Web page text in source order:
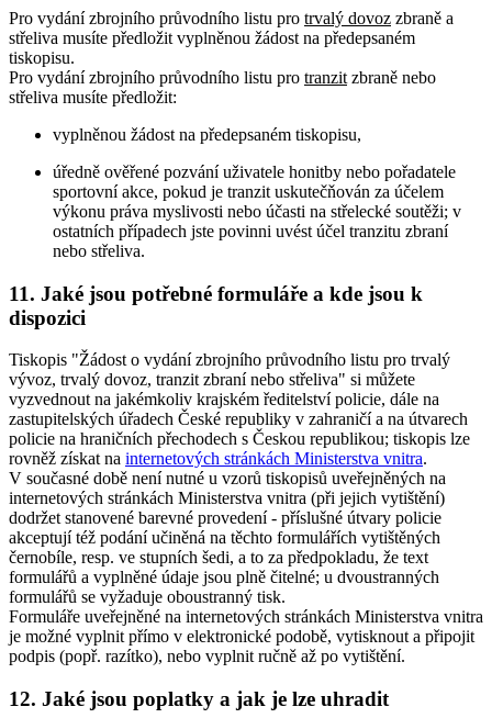
Pro vydání zbrojního průvodního listu pro trvalý dovoz zbraně a
střeliva musíte předložit vyplněnou žádost na předepsaném
tiskopisu.
Pro vydání zbrojního průvodního listu pro tranzit zbraně nebo
střeliva musíte předložit:
vyplněnou žádost na předepsaném tiskopisu,
úředně ověřené pozvání uživatele honitby nebo pořadatele
sportovní akce, pokud je tranzit uskutečňován za účelem
výkonu práva myslivosti nebo účasti na střelecké soutěži; v
ostatních případech jste povinni uvést účel tranzitu zbraní
nebo střeliva.
11. Jaké jsou potřebné formuláře a kde jsou k
dispozici
Tiskopis "Žádost o vydání zbrojního průvodního listu pro trvalý
vývoz, trvalý dovoz, tranzit zbraní nebo střeliva" si můžete
vyzvednout na jakémkoliv krajském ředitelství policie, dále na
zastupitelských úřadech České republiky v zahraničí a na útvarech
policie na hraničních přechodech s Českou republikou; tiskopis lze
rovněž získat na internetových stránkách Ministerstva vnitra.
V současné době není nutné u vzorů tiskopisů uveřejněných na
internetových stránkách Ministerstva vnitra (při jejich vytištění)
dodržet stanovené barevné provedení - příslušné útvary policie
akceptují též podání učiněná na těchto formulářích vytištěných
černobíle, resp. ve stupních šedi, a to za předpokladu, že text
formulářů a vyplněné údaje jsou plně čitelné; u dvoustranných
formulářů se vyžaduje oboustranný tisk.
Formuláře uveřejněné na internetových stránkách Ministerstva vnitra
je možné vyplnit přímo v elektronické podobě, vytisknout a připojit
podpis (popř. razítko), nebo vyplnit ručně až po vytištění.
12. Jaké jsou poplatky a jak je lze uhradit